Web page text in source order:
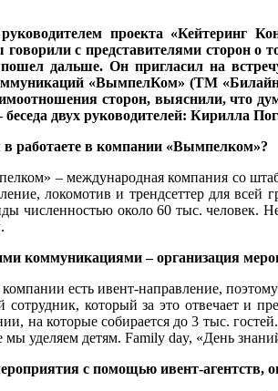
проекта «Кейтеринг
с представителями сторон о
дальше. Он пригласил на встречу
«ВымпелКом» (ТМ
сторон, выяснили, что
беседа двух руководителей: Кирилла
работаете в компании «Вымпелком»?
– международная компания со
локомотив и трендсеттер для
численностью около 60 тыс. человек.
коммуникациями – организация
есть ивент-направление,
который за это отвечает и
на которые собирается до 3 тыс.
уделяем детям. Family day, «День
с помощью ивент-агентств,